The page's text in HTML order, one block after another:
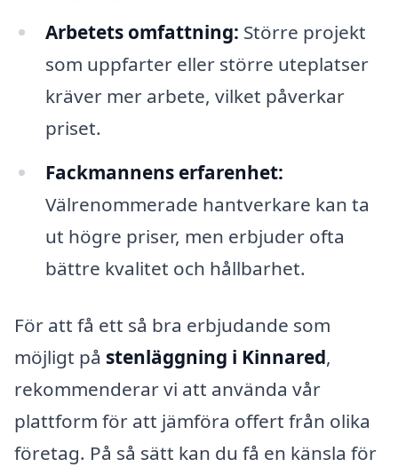
Arbetets omfattning: Större projekt
som uppfarter eller större uteplatser
kräver mer arbete, vilket påverkar
priset.
Fackmannens erfarenhet:
Välrenommerade hantverkare kan ta
ut högre priser, men erbjuder ofta
bättre kvalitet och hållbarhet.
För att få ett så bra erbjudande som
möjligt på stenläggning i Kinnared,
rekommenderar vi att använda vår
plattform för att jämföra offert från olika
företag. På så sätt kan du få en känsla för